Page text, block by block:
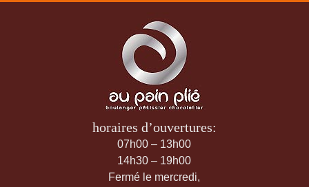
horaires d’ouvertures:
07h00 – 13h00
14h30 – 19h00
Fermé le mercredi,